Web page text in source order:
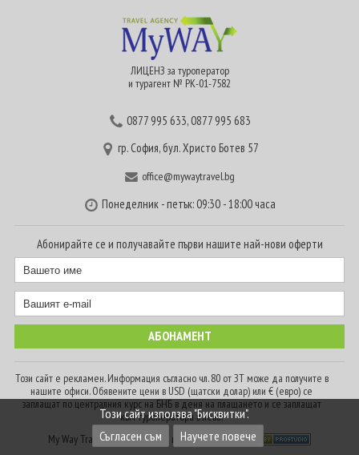
ЛИЦЕНЗ за туроператор
и турагент № РК-01-7582
0877 995 633,0877 995 683
гр. София, бул. Христо Ботев 57
office@mywaytravel.bg
Понеделник - петък: 09:30 - 18:00 часа
Абонирайте се и получавайте първи нашите най-нови оферти
Този сайт е рекламен. Информация съгласно чл. 80 от ЗТ може да получите в
нашите офиси. Обявените цени в USD (щатски долар) или € (евро) се
заплащат по централния курс на БНБ в деня на плащането и се заплащат
към туроператора в лева.
My Way Travel © 2016. Всички права запазени
Този сайт използва "Бисквитки".
Съгласен съм
Научете повече